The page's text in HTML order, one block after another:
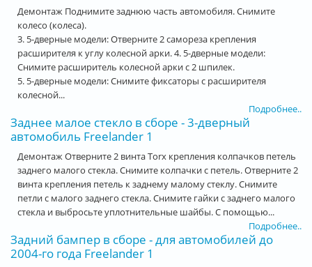
Демонтаж Поднимите заднюю часть автомобиля. Снимите
колесо (колеса).
3. 5-дверные модели: Отверните 2 самореза крепления
расширителя к углу колесной арки. 4. 5-дверные модели:
Снимите расширитель колесной арки с 2 шпилек.
5. 5-дверные модели: Снимите фиксаторы с расширителя
колесной...
Подробнее..
Заднее малое стекло в сборе - 3-дверный
автомобиль Freelander 1
Демонтаж Отверните 2 винта Torx крепления колпачков петель
заднего малого стекла. Снимите колпачки с петель. Отверните 2
винта крепления петель к заднему малому стеклу. Снимите
петли с малого заднего стекла. Снимите гайки с заднего малого
стекла и выбросьте уплотнительные шайбы. С помощью...
Подробнее..
Задний бампер в сборе - для автомобилей до
2004-го года Freelander 1